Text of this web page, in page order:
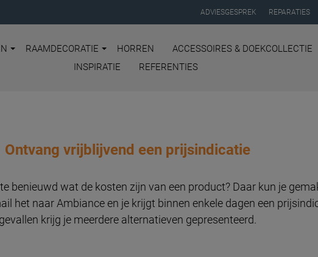
ADVIESGESPREK REPARATIES
RAAMDECORATIE HORREN ACCESSOIRES & DOEKCOLLECTIE
INSPIRATIE
REFERENTIES
Ontvang vrijblijvend een prijsindicatie
benieuwd wat de kosten zijn van een product? Daar kun je
het naar Ambiance en je krijgt binnen enkele dagen een
gevallen krijg je meerdere alternatieven gepresenteerd.